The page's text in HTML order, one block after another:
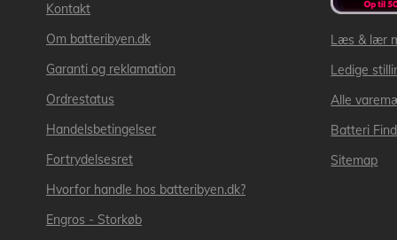
Kontakt
Om batteribyen.dk
Garanti og reklamation
Ordrestatus
Handelsbetingelser
Fortrydelsesret
Hvorfor handle hos batteribyen.dk?
Engros - Storkøb
Læs & lær
Ledige
Alle
Batteri
Sitemap